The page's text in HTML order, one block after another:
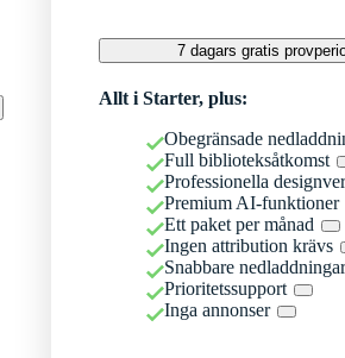
7 dagars gratis
Allt i Starter, plus:
Obegränsade
Full biblioteksåtkomst
Professionella
Premium AI-funktioner
Ett paket per månad
Ingen attribution krävs
Snabbare nedladdningar
Prioritetssupport
Inga annonser